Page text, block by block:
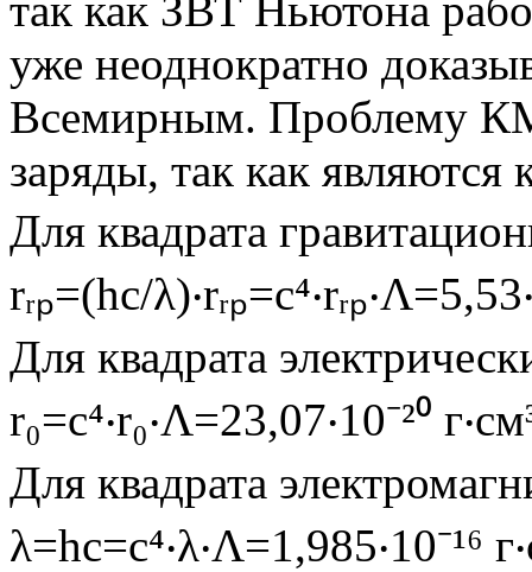
уже неоднократно
Всемирным. Проблему КМ
заряды, так как являются
Для квадрата
rᵣₚ=(hc/
Для квадрата
r₀=c⁴‧r₀‧Λ=23,07‧10⁻²⁰
Для квадрата
λ=hc=c⁴‧λ‧Λ=1,985‧10⁻¹⁶